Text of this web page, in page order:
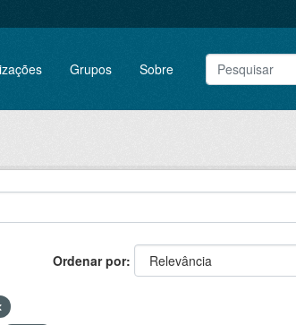
Grupos Sobre
Ordenar por